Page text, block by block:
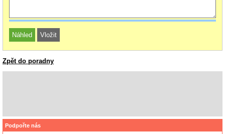
Zpět do poradny
Podpořte nás